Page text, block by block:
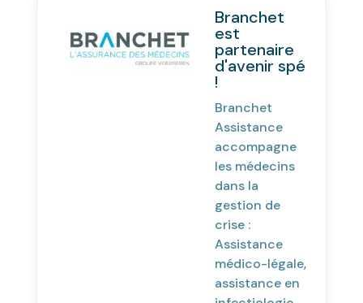
Branchet
est
partenaire
d'avenir spé
!
Branchet
Assistance
accompagne
les médecins
dans la
gestion de
crise :
Assistance
médico-légale,
assistance en